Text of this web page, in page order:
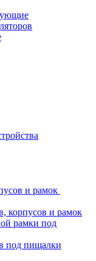
и рамок
корпусов и рамок
рамки под
под пищалки